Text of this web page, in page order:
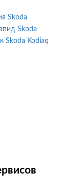
Skoda
Skoda
Skoda Kodiaq